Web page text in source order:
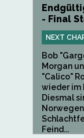
- Final
NEXT
Bob
Morgan
"Calico"
wieder im
Diesmal
Feind...